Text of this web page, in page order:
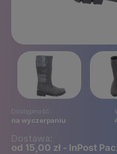
Dostępność:
na wyczerpaniu
Dostawa:
od 15,00 zł - InPost